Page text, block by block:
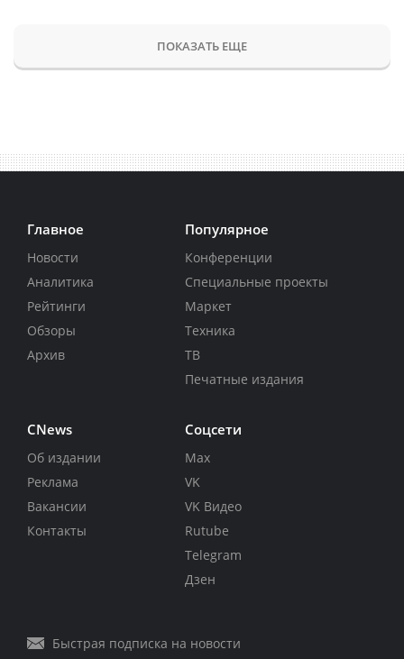
ПОКАЗАТЬ ЕЩЕ
Главное
Новости
Аналитика
Рейтинги
Обзоры
Архив
Популярное
Конференции
Специальные проекты
Маркет
Техника
ТВ
Печатные издания
CNews
Об издании
Реклама
Вакансии
Контакты
Соцсети
Max
VK
VK Видео
Rutube
Telegram
Дзен
Быстрая подписка на новости